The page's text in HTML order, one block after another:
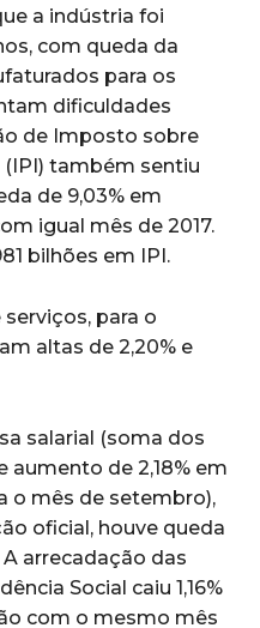
a indústria foi
com queda da
para os
dificuldades
de Imposto sobre
também sentiu
de 9,03% em
igual mês de 2017.
bilhões em IPI.
para o
altas de 2,20% e
salarial (soma dos
aumento de 2,18% em
o mês de setembro),
oficial, houve queda
A arrecadação das
Social caiu 1,16%
com o mesmo mês